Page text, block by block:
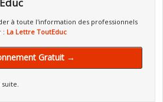
à toute l'information des professionnels
: La Lettre ToutEduc
Gratuit →
suite.